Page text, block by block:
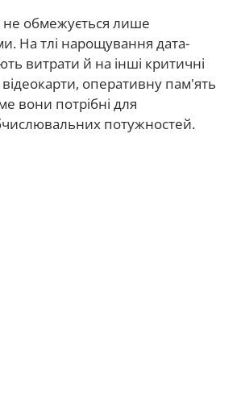
обмежується лише
На тлі нарощування дата-
витрати й на інші критичні
оперативну пам'ять
вони потрібні для
потужностей.